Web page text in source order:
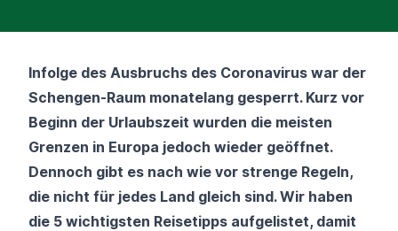
Infolge des Ausbruchs des Coronavirus war der
Schengen-Raum monatelang gesperrt. Kurz vor
Beginn der Urlaubszeit wurden die meisten
Grenzen in Europa jedoch wieder geöffnet.
Dennoch gibt es nach wie vor strenge Regeln,
die nicht für jedes Land gleich sind. Wir haben
die 5 wichtigsten Reisetipps aufgelistet, damit